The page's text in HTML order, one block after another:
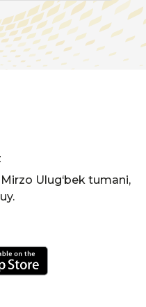
Ulug‘bek tumani,